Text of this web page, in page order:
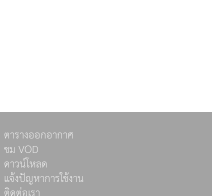
ตารางออกอากาศ
ชม VOD
ดาวน์โหลด
แจ้งปัญหาการใช้งาน